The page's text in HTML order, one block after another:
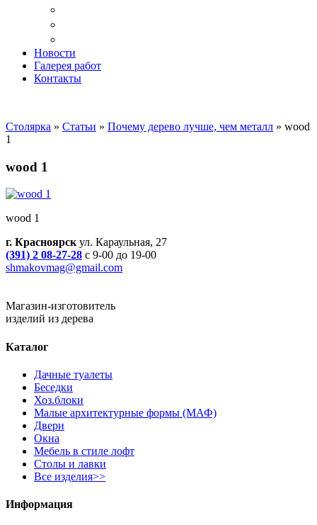
Новости
Галерея работ
Контакты
Столярка » Статьи » Почему дерево лучше, чем металл » wood
1
wood 1
wood 1
г. Красноярскул. Караульная, 27
(391) 2 08-27-28 с 9-00 до 19-00
shmakovmag@gmail.com
Магазин-изготовитель
изделий из дерева
Каталог
Дачные туалеты
Беседки
Хоз.блоки
Малые архитектурные формы (МАФ)
Двери
Окна
Мебель в стиле лофт
Столы и лавки
Все изделия>>
Информация